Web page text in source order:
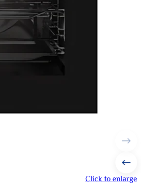
Click to enlarge